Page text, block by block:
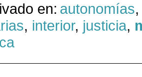
en: autonomías,
, interior, justicia,